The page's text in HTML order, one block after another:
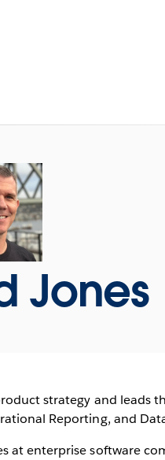
sub-navigation for Planer och
Jones
strategy and leads
Reporting, and
enterprise software